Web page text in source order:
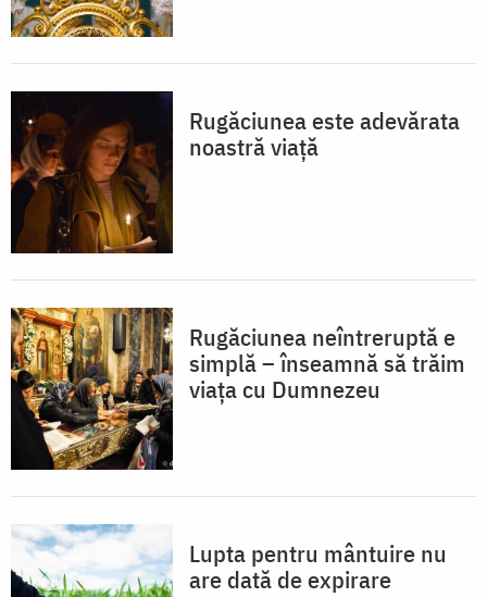
Rugăciunea este adevărata
noastră viață
Rugăciunea neîntreruptă e
simplă – înseamnă să trăim
viața cu Dumnezeu
Lupta pentru mântuire nu
are dată de expirare